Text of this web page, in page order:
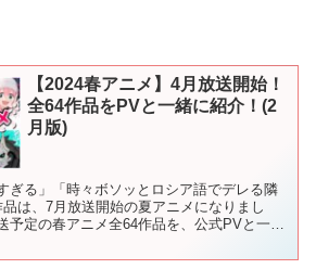
【2024春アニメ】4月放送開始！
全64作品をPVと一緒に紹介！(2
月版)
ぎる」「時々ボソッとロシア語でデレる隣
は、7月放送開始の夏アニメになりまし
予定の春アニメ全64作品を、公式PVと一緒